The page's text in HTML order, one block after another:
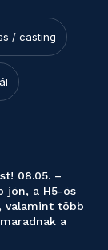
/ casting
08.05. –
jön, a H5-ös
valamint több
a